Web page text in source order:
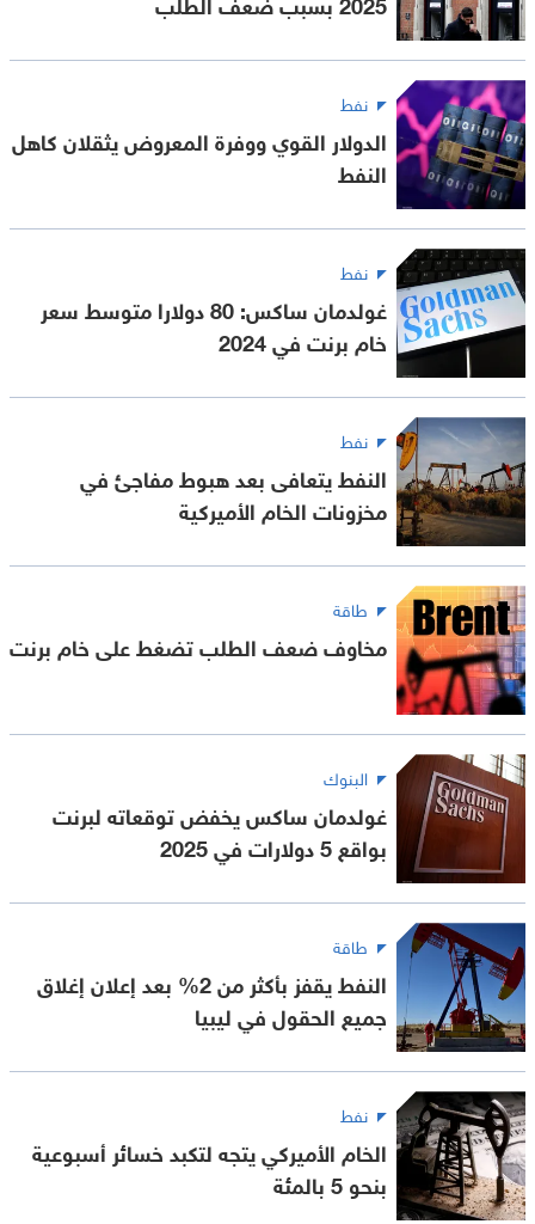
نفط
الدولار القوي ووفرة المعروض يثقلان كاهل
النفط
نفط
غولدمان ساكس: 80 دولارا متوسط سعر
خام برنت في 2024
نفط
النفط يتعافى بعد هبوط مفاجئ في
مخزونات الخام الأميركية
طاقة
مخاوف ضعف الطلب تضغط على خام برنت
البنوك
غولدمان ساكس يخفض توقعاته لبرنت
بواقع 5 دولارات في 2025
طاقة
النفط يقفز بأكثر من 2% بعد إعلان إغلاق
جميع الحقول في ليبيا
نفط
الخام الأميركي يتجه لتكبد خسائر أسبوعية
بنحو 5 بالمئة